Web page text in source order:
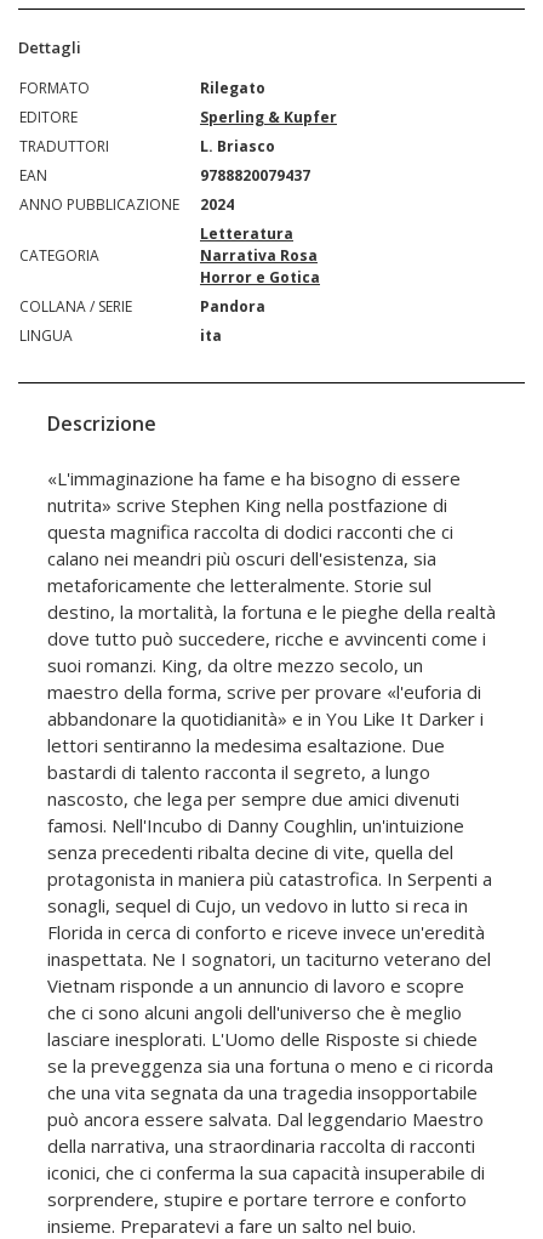
Dettagli
FORMATO
Rilegato
EDITORE
Sperling & Kupfer
TRADUTTORI
L. Briasco
EAN
9788820079437
ANNO PUBBLICAZIONE
2024
CATEGORIA
Letteratura
Narrativa Rosa
Horror e Gotica
COLLANA / SERIE
Pandora
LINGUA
ita
Descrizione
«L'immaginazione ha fame e ha bisogno di essere
nutrita» scrive Stephen King nella postfazione di
questa magnifica raccolta di dodici racconti che ci
calano nei meandri più oscuri dell'esistenza, sia
metaforicamente che letteralmente. Storie sul
destino, la mortalità, la fortuna e le pieghe della realtà
dove tutto può succedere, ricche e avvincenti come i
suoi romanzi. King, da oltre mezzo secolo, un
maestro della forma, scrive per provare «l'euforia di
abbandonare la quotidianità» e in You Like It Darker i
lettori sentiranno la medesima esaltazione. Due
bastardi di talento racconta il segreto, a lungo
nascosto, che lega per sempre due amici divenuti
famosi. Nell'Incubo di Danny Coughlin, un'intuizione
senza precedenti ribalta decine di vite, quella del
protagonista in maniera più catastrofica. In Serpenti a
sonagli, sequel di Cujo, un vedovo in lutto si reca in
Florida in cerca di conforto e riceve invece un'eredità
inaspettata. Ne I sognatori, un taciturno veterano del
Vietnam risponde a un annuncio di lavoro e scopre
che ci sono alcuni angoli dell'universo che è meglio
lasciare inesplorati. L'Uomo delle Risposte si chiede
se la preveggenza sia una fortuna o meno e ci ricorda
che una vita segnata da una tragedia insopportabile
può ancora essere salvata. Dal leggendario Maestro
della narrativa, una straordinaria raccolta di racconti
iconici, che ci conferma la sua capacità insuperabile di
sorprendere, stupire e portare terrore e conforto
insieme. Preparatevi a fare un salto nel buio.